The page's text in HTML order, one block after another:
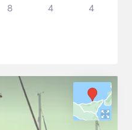
8 4 4